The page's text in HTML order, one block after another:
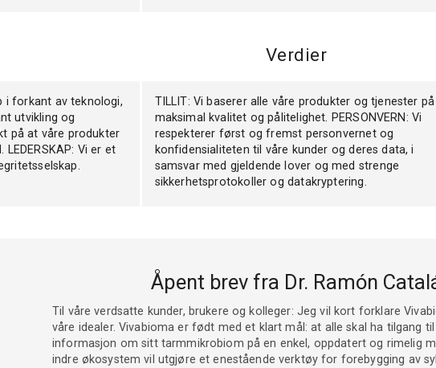
Verdier
i forkant av teknologi,
utvikling og
på at våre produkter
Vi er et
TILLIT: Vi baserer alle våre produkter og tjenester på
maksimal kvalitet og pålitelighet. PERSONVERN: Vi
respekterer først og fremst personvernet og
konfidensialiteten til våre kunder og deres data, i
samsvar med gjeldende lover og med strenge
sikkerhetsprotokoller og datakryptering.
Åpent brev fra Dr. Ramón
Til våre verdsatte kunder, brukere og kolleger: Jeg vil kort forklare
våre idealer. Vivabioma er født med et klart mål: at alle skal ha tilgang
informasjon om sitt tarmmikrobiom på en enkel, oppdatert og rimelig
indre økosystem vil utgjøre et enestående verktøy for forebygging av